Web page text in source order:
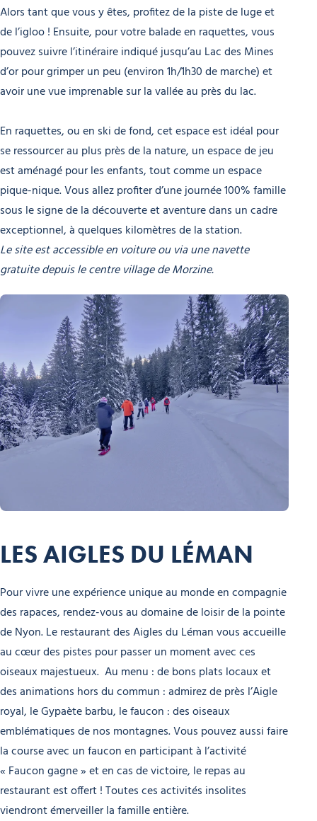
Alors tant que vous y êtes, profitez de la piste de luge et
de l’igloo ! Ensuite, pour votre balade en raquettes, vous
pouvez suivre l’itinéraire indiqué jusqu’au Lac des Mines
d’or pour grimper un peu (environ 1h/1h30 de marche) et
avoir une vue imprenable sur la vallée au près du lac.
En raquettes, ou en ski de fond, cet espace est idéal pour
se ressourcer au plus près de la nature, un espace de jeu
est aménagé pour les enfants, tout comme un espace
pique-nique. Vous allez profiter d’une journée 100% famille
sous le signe de la découverte et aventure dans un cadre
exceptionnel, à quelques kilomètres de la station.
Le site est accessible en voiture ou via une navette
gratuite depuis le centre village de Morzine.
LES AIGLES DU LÉMAN
Pour vivre une expérience unique au monde en compagnie
des rapaces, rendez-vous au domaine de loisir de la pointe
de Nyon. Le restaurant des Aigles du Léman vous accueille
au cœur des pistes pour passer un moment avec ces
oiseaux majestueux. Au menu : de bons plats locaux et
des animations hors du commun : admirez de près l’Aigle
royal, le Gypaète barbu, le faucon : des oiseaux
emblématiques de nos montagnes. Vous pouvez aussi faire
la course avec un faucon en participant à l’activité
« Faucon gagne » et en cas de victoire, le repas au
restaurant est offert ! Toutes ces activités insolites
viendront émerveiller la famille entière.